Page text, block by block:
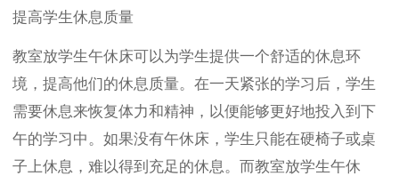
提高学生休息质量
教室放学生午休床可以为学生提供一个舒适的休息环
境，提高他们的休息质量。在一天紧张的学习后，学生
需要休息来恢复体力和精神，以便能够更好地投入到下
午的学习中。如果没有午休床，学生只能在硬椅子或桌
子上休息，难以得到充足的休息。而教室放学生午休